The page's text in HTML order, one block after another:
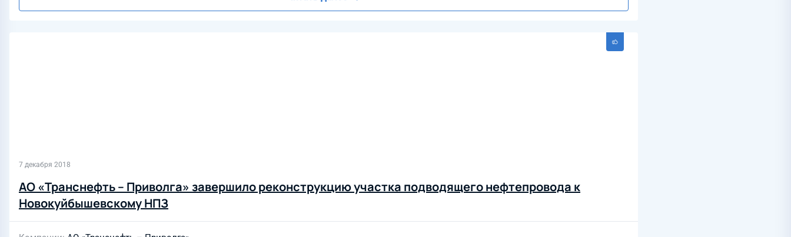
7 декабря 2018
АО «Транснефть – Приволга» завершило реконструкцию участка подводящего нефтепровода к
Новокуйбышевскому НПЗ